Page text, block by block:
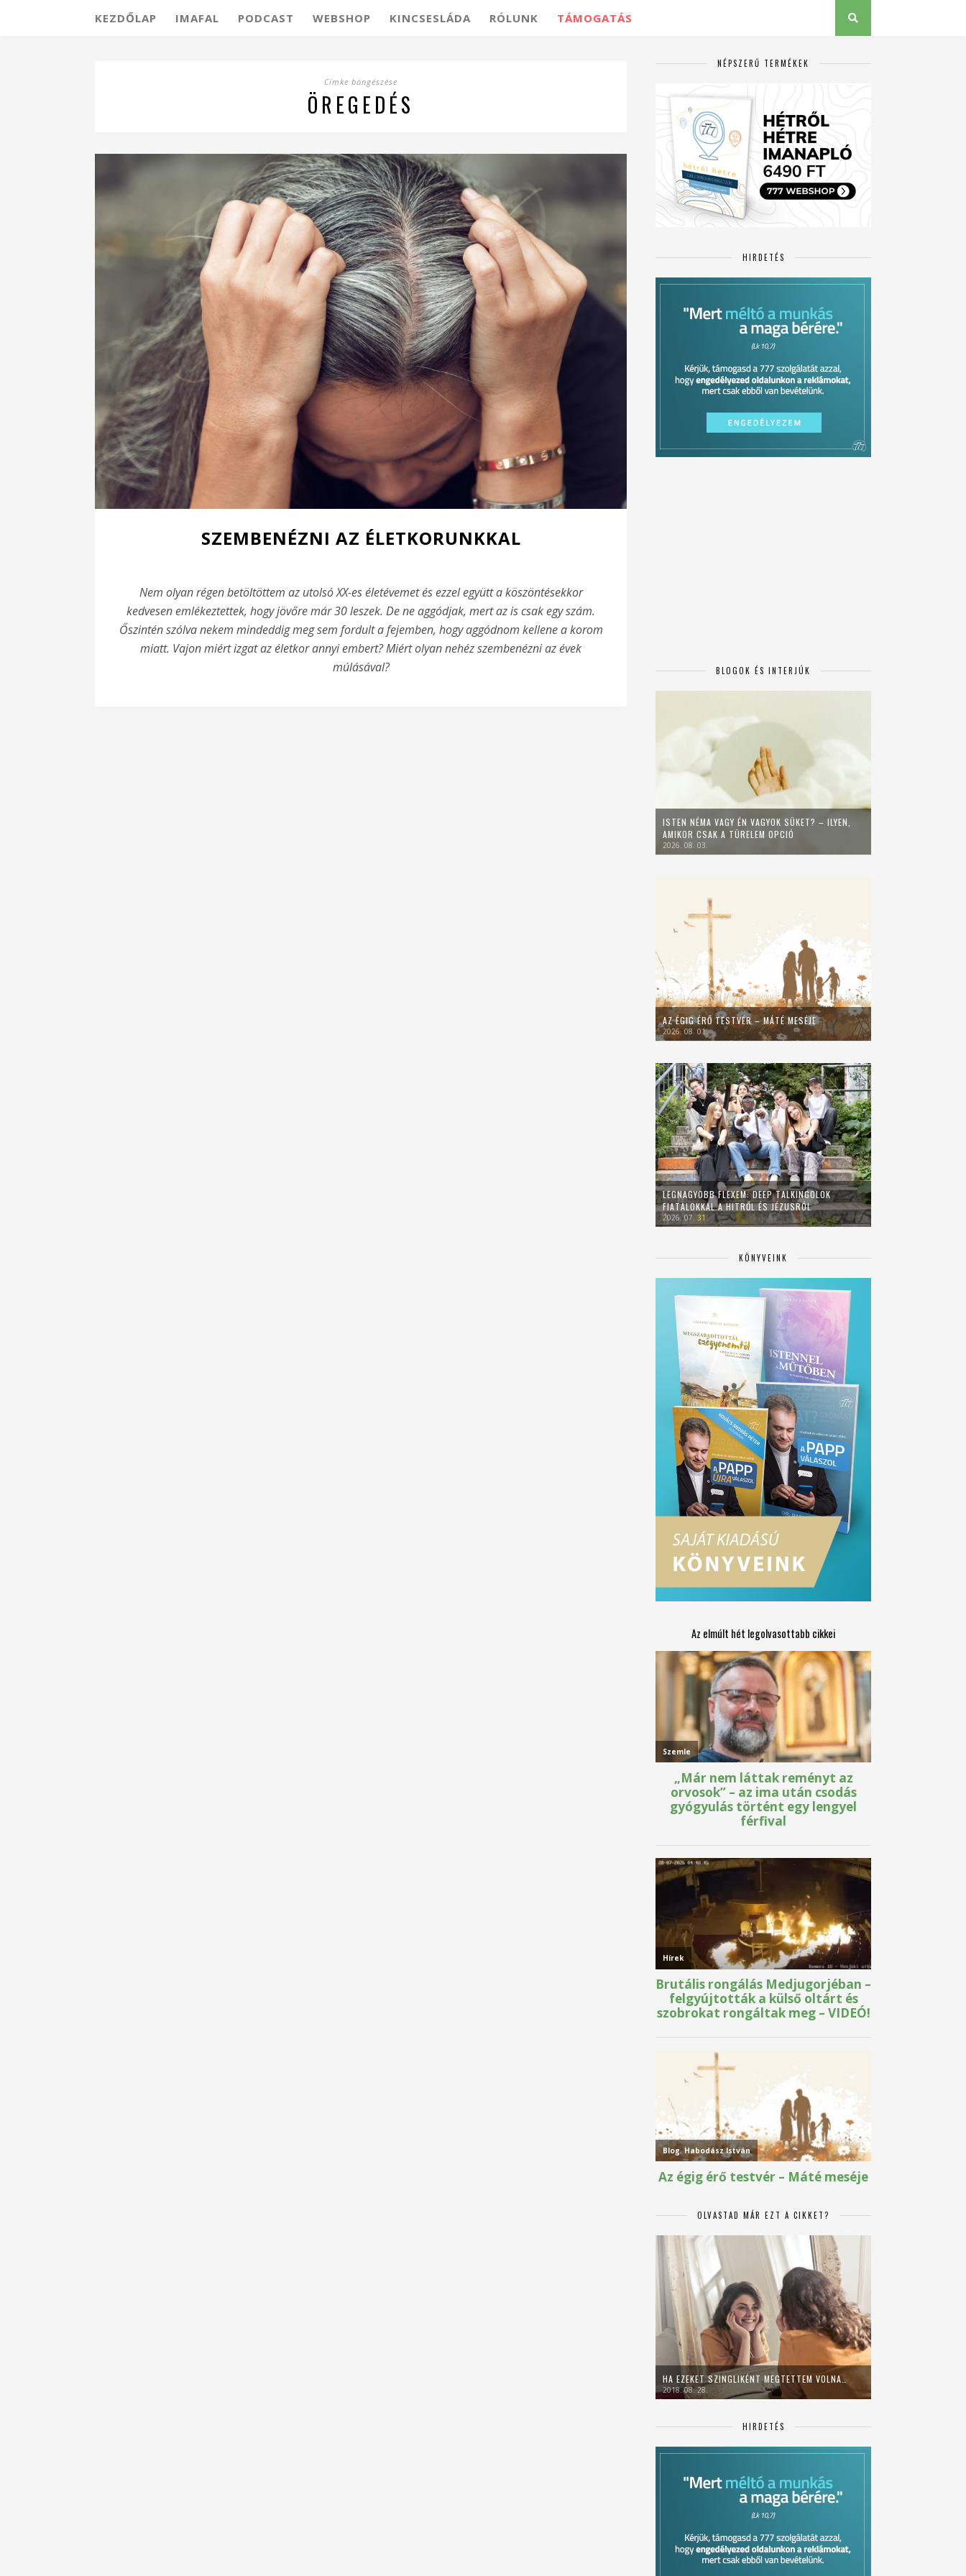
KEZDŐLAP IMAFAL PODCAST WEBSHOP KINCSESLÁDA RÓLUNK TÁMOGATÁS
Címke böngészése
ÖREGEDÉS
SZEMBENÉZNI AZ ÉLETKORUNKKAL
Nem olyan régen betöltöttem az utolsó XX-es életévemet és ezzel együtt a köszöntésekkor
kedvesen emlékeztettek, hogy jövőre már 30 leszek. De ne aggódjak, mert az is csak egy szám.
Őszintén szólva nekem mindeddig meg sem fordult a fejemben, hogy aggódnom kellene a korom
miatt. Vajon miért izgat az életkor annyi embert? Miért olyan nehéz szembenézni az évek
múlásával?
NÉPSZERŰ TERMÉKEK
HIRDETÉS
BLOGOK ÉS INTERJÚK
ISTEN NÉMA VAGY ÉN VAGYOK SÜKET? – ILYEN,
AMIKOR CSAK A TÜRELEM OPCIÓ
2026. 08. 03.
AZ ÉGIG ÉRŐ TESTVÉR – MÁTÉ MESÉJE
2026. 08. 01.
LEGNAGYOBB FLEXEM: DEEP TALKINGOLOK
FIATALOKKAL A HITRŐL ÉS JÉZUSRÓL
2026. 07. 31.
KÖNYVEINK
Az elmúlt hét legolvasottabb cikkei
OLVASTAD MÁR EZT A CIKKET?
HA EZEKET SZINGLIKÉNT MEGTETTEM VOLNA…
2018. 08. 28.
HIRDETÉS